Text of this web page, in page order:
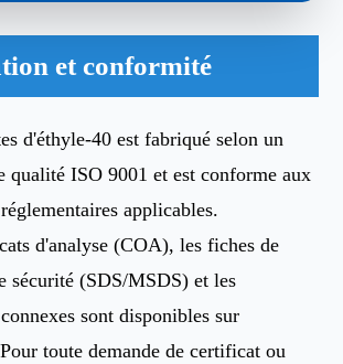
et conformité
d'éthyle-40 est fabriqué selon un
qualité ISO 9001 et est conforme aux
applicables.
d'analyse (COA), les fiches de
sécurité (SDS/MSDS) et les
sont disponibles sur
toute demande de certificat ou